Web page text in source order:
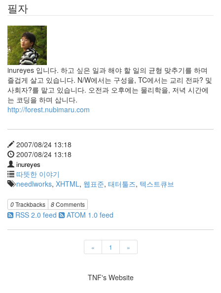
필자
inureyes 입니다. 하고 싶은 일과 해야 할 일의 균형 맞추기를 하며
즐겁게 살고 있습니다. N/W에서는 구성을, TC에서는 교리 전파? 및
사회자?를 맡고 있습니다. 오전과 오후에는 물리학을, 저녁 시간에
는 코딩을 하며 삽니다.
http://forest.nubimaru.com
2007/08/24 13:18
2007/08/24 13:18
inureyes
따뜻한 이야기
needlworks, XHTML, 웹표준, 태터툴즈, 텍스트큐브
0Trackbacks 8Comments
RSS 2.0 feed ATOM 1.0 feed
« 1 »
거
운
이
야
기
44
머
리
아
픈
이
야
Recent
Posts
텍
트
큐
TNF's Website